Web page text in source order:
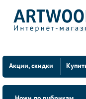
Акции, скидки